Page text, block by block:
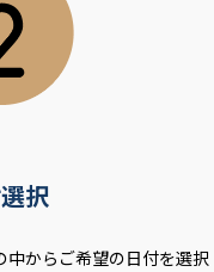
択
からご希望の日付を選択